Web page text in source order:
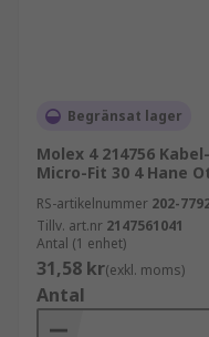
Begränsat lager
Molex 4 214756
Micro-Fit 30 4 Hane
RS-artikelnummer 202-
Tillv. art.nr 2147561041
Antal (1 enhet)
31,58 kr(exkl. moms)
Antal